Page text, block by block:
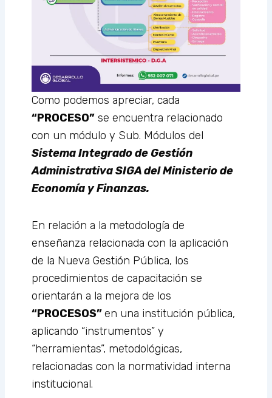
Como podemos apreciar, cada
“PROCESO” se encuentra relacionado
con un módulo y Sub. Módulos del
Sistema Integrado de Gestión
Administrativa SIGA del Ministerio de
Economía y Finanzas.
En relación a la metodología de
enseñanza relacionada con la aplicación
de la Nueva Gestión Pública, los
procedimientos de capacitación se
orientarán a la mejora de los
“PROCESOS”en una institución pública,
aplicando “instrumentos” y
“herramientas”, metodológicas,
relacionadas con la normatividad interna
institucional.